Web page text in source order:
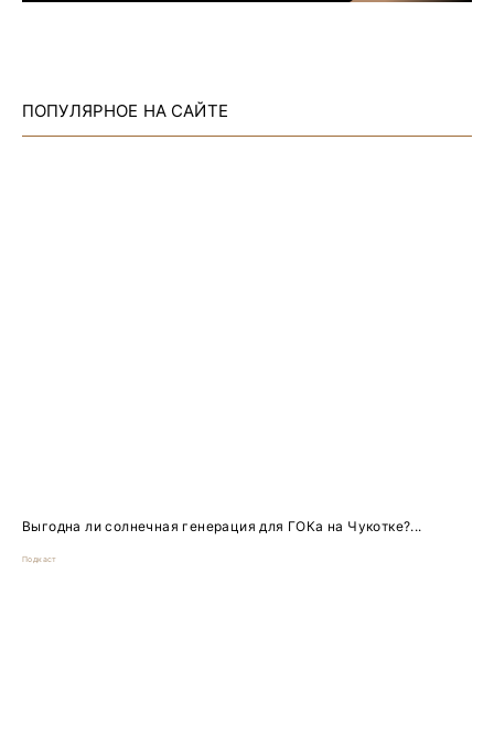
ПОПУЛЯРНОЕ НА САЙТЕ
Выгодна ли солнечная генерация для ГОКа на Чукотке?...
Подкаст